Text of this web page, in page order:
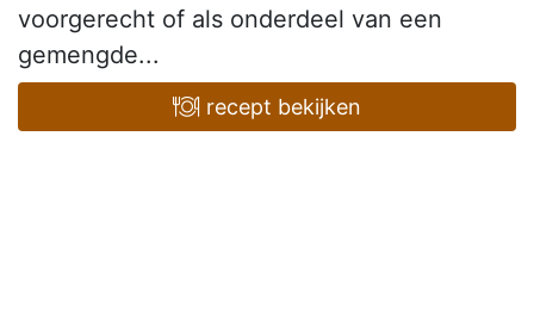
voorgerecht of als onderdeel van een
gemengde...
recept bekijken